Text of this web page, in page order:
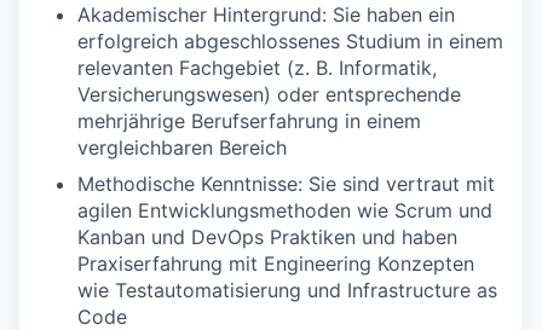
Akademischer Hintergrund: Sie haben ein
erfolgreich abgeschlossenes Studium in einem
relevanten Fachgebiet (z. B. Informatik,
Versicherungswesen) oder entsprechende
mehrjährige Berufserfahrung in einem
vergleichbaren Bereich
Methodische Kenntnisse: Sie sind vertraut mit
agilen Entwicklungsmethoden wie Scrum und
Kanban und DevOps Praktiken und haben
Praxiserfahrung mit Engineering Konzepten
wie Testautomatisierung und Infrastructure as
Code